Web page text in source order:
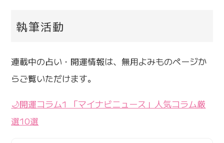
執筆活動
連載中の占い・開運情報は、無用よみものページか
らご覧いただけます。
🌙開運コラム1 「マイナビニュース」人気コラム厳
選10選